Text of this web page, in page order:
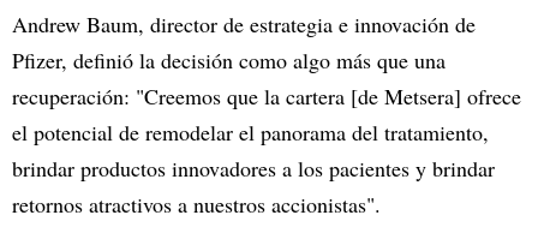
Andrew Baum, director de estrategia e innovación de
Pfizer, definió la decisión como algo más que una
recuperación: "Creemos que la cartera [de Metsera] ofrece
el potencial de remodelar el panorama del tratamiento,
brindar productos innovadores a los pacientes y brindar
retornos atractivos a nuestros accionistas".